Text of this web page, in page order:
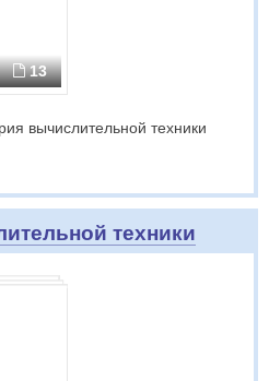
13
вычислительной техники
техники